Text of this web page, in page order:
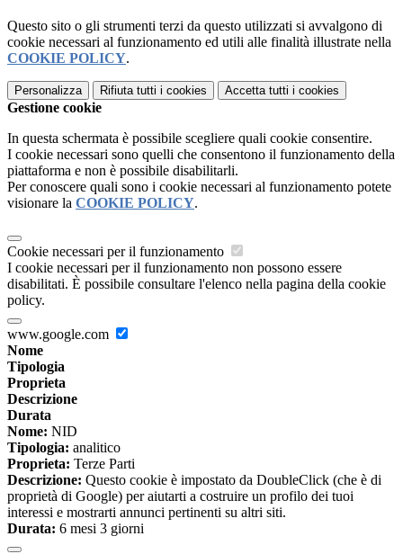
Questo sito o gli strumenti terzi da questo utilizzati si avvalgono di
cookie necessari al funzionamento ed utili alle finalità illustrate nella
COOKIE POLICY.
Personalizza Rifiuta tutti i cookies Accetta tutti i cookies
Gestione cookie
In questa schermata è possibile scegliere quali cookie consentire.
I cookie necessari sono quelli che consentono il funzionamento della
piattaforma e non è possibile disabilitarli.
Per conoscere quali sono i cookie necessari al funzionamento potete
visionare la COOKIE POLICY.
Cookie necessari per il funzionamento
I cookie necessari per il funzionamento non possono essere
disabilitati. È possibile consultare l'elenco nella pagina della cookie
policy.
www.google.com
Nome
Tipologia
Proprieta
Descrizione
Durata
Nome: NID
Tipologia: analitico
Proprieta: Terze Parti
Descrizione: Questo cookie è impostato da DoubleClick (che è di
proprietà di Google) per aiutarti a costruire un profilo dei tuoi
interessi e mostrarti annunci pertinenti su altri siti.
Durata: 6 mesi 3 giorni